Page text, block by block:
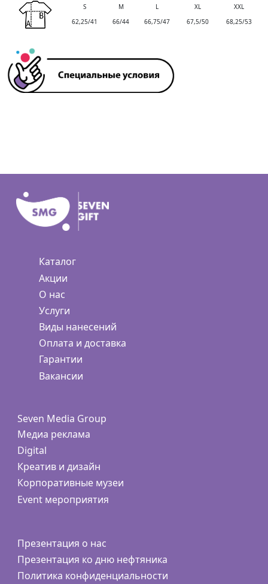
S M L XL
XXL
62,25/41
66/44 66,75/47 67,5/50 68,25/53
Каталог
Акции
О нас
Услуги
Виды нанесений
Оплата и доставка
Гарантии
Вакансии
Seven Media Group
Медиа реклама
Digital
Креатив и дизайн
Корпоративные музеи
Event мероприятия
Презентация о нас
Презентация ко дню нефтяника
Политика конфиденциальности